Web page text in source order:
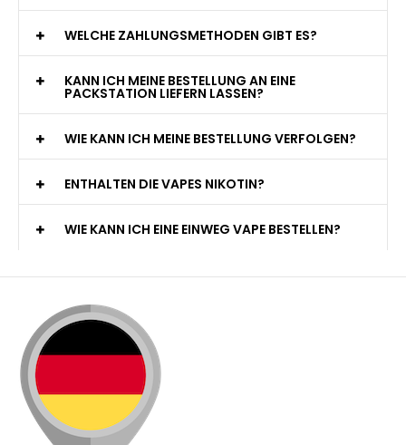
WELCHE ZAHLUNGSMETHODEN GIBT ES?
KANN ICH MEINE BESTELLUNG AN EINE
PACKSTATION LIEFERN LASSEN?
WIE KANN ICH MEINE BESTELLUNG VERFOLGEN?
ENTHALTEN DIE VAPES NIKOTIN?
WIE KANN ICH EINE EINWEG VAPE BESTELLEN?